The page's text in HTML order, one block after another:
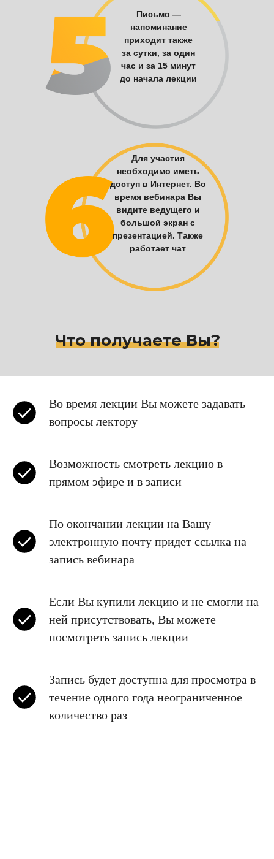
Письмо —
напоминание
приходит также
за сутки, за один
час и за 15 минут
до начала лекции
Для участия
необходимо иметь
доступ в Интернет. Во
время вебинара Вы
видите ведущего и
большой экран с
презентацией. Также
работает чат
Что получаете Вы?
Во время лекции Вы можете задавать
вопросы лектору
Возможность смотреть лекцию в
прямом эфире и в записи
По окончании лекции на Вашу
электронную почту придет ссылка на
запись вебинара
Если Вы купили лекцию и не смогли на
ней присутствовать, Вы можете
посмотреть запись лекции
Запись будет доступна для просмотра в
течение одного года неограниченное
количество раз